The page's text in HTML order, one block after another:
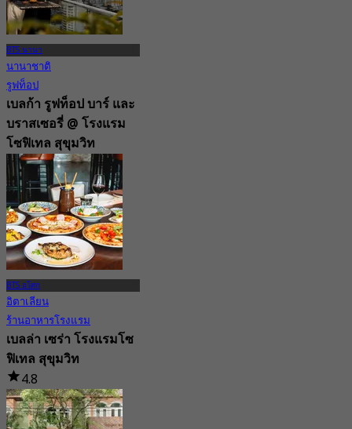
BTS นานา
นานาชาติ
รูฟท็อป
เบลก้า รูฟท็อป บาร์ และ
บราสเซอรี่ @ โรงแรม
โซฟิเทล สุขุมวิท
4.6
1.4K การจอง
จาก฿ 996.66
BTS อโศก
อิตาเลียน
ร้านอาหารโรงแรม
เบลล่า เซร่า โรงแรมโซ
ฟิเทล สุขุมวิท
4.8
481 การจอง
จาก฿ 449.5